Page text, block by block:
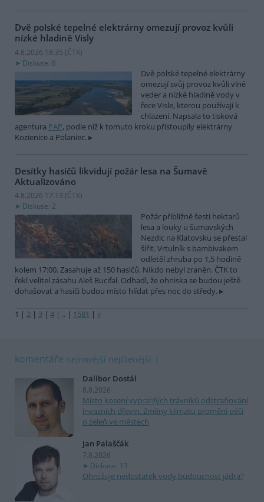
Dvě polské tepelné elektrárny omezují provoz kvůli
nízké hladině Visly
4.8.2026 18:35 (ČTK)
Diskuse: 6
Dvě polské tepelné elektrárny
omezují svůj provoz kvůli vlně
veder a nízké hladině vody v
řece Visle, kterou používají k
chlazení. Napsala to tisková
agentura PAP, podle níž k tomuto kroku přistoupily elektrárny
Kozienice a Polaniec.
Desítky hasičů likvidují požár lesa na Šumavě
Aktualizováno
4.8.2026 17:13 (ČTK)
Diskuse: 2
Požár přibližně šesti hektarů
lesa a louky u šumavských
Nezdic na Klatovsku se přestal
šířit. Vrtulník s bambivakem
odletěl zhruba po 1,5 hodině
kolem 17:00. Zasahuje až 150 hasičů. Nikdo nebyl zraněn. ČTK to
řekl velitel zásahu Aleš Bucifal. Odhadl, že ohniska se budou ještě
dohašovat a hasiči budou místo hlídat přes noc do středy.
1 | 2 | 3 | 4 | .. | 1581 | »
komentáře nejnovější nejčtenější
Dalibor Dostál
8.8.2026
Místo kosení vyprahlých trávníků odstraňování
invazních dřevin. Změny klimatu promění péči
o zeleň ve městech
Jan Palaščák
7.8.2026
Diskuse: 13
Ohrožuje nedostatek vody budoucnost jádra?